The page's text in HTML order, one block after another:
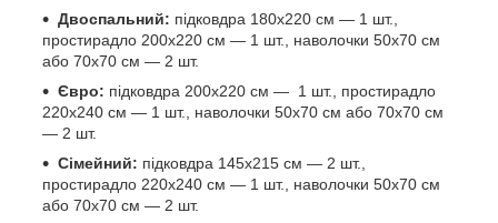
Двоспальний: підковдра 180х220 см — 1 шт.,
простирадло 200х220 см — 1 шт., наволочки 50х70 см
або 70х70 см — 2 шт.
Євро: підковдра 200х220 см — 1 шт., простирадло
220х240 см — 1 шт., наволочки 50х70 см або 70х70 см
— 2 шт.
Сімейний: підковдра 145х215 см — 2 шт.,
простирадло 220х240 см — 1 шт., наволочки 50х70 см
або 70х70 см — 2 шт.